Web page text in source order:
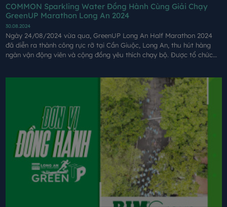
COMMON Sparkling Water Đồng Hành Cùng Giải Chạy
GreenUP Marathon Long An 2024
30.08.2024
Ngày 24/08/2024 vừa qua, GreenUP Long An Half Marathon 2024
đã diễn ra thành công rực rỡ tại Cần Giuộc, Long An, thu hút hàng
ngàn vận động viên và cộng đồng yêu thích chạy bộ. Được tổ chức
vệ môi trường, văn hóa đồng bằng Sông Cửu Long.